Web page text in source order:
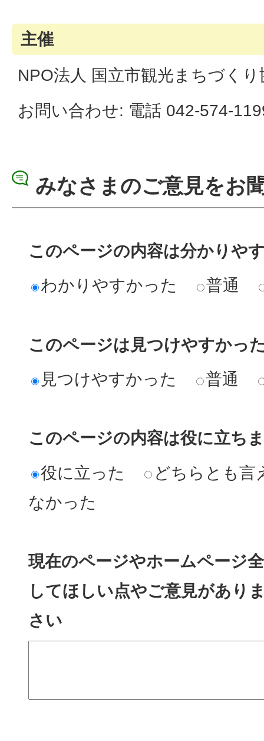
主催
NPO法人 国立市観光まちづくり
お問い合わせ: 電話 042-574-
みなさまのご意見をお
このページの内容は分かりや
わかりやすかった
普通
このページは見つけやすかっ
見つけやすかった
普通
このページの内容は役に立ち
役に立った
どちらとも言
なかった
現在のページやホームページ
してほしい点やご意見があり
さい